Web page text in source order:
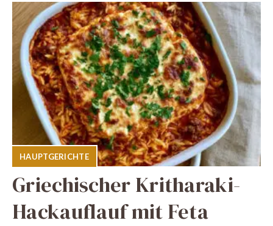
HAUPTGERICHTE
Griechischer Kritharaki-
Hackauflauf mit Feta